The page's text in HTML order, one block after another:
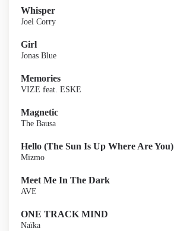
Whisper
Joel Corry
Girl
Jonas Blue
Memories
VIZE feat. ESKE
Magnetic
The Bausa
Hello (The Sun Is Up Where Are You)
Mizmo
Meet Me In The Dark
AVE
ONE TRACK MIND
Naïka